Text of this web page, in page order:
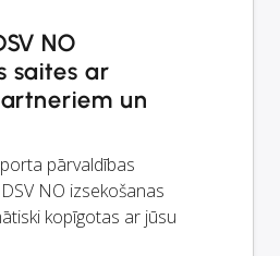
NO
saites ar
un
pārvaldības
NO izsekošanas
kopīgotas ar jūsu